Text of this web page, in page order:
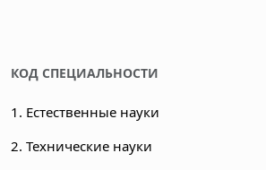
КОД СПЕЦИАЛЬНОСТИ
1. Естественные науки
2. Технические науки